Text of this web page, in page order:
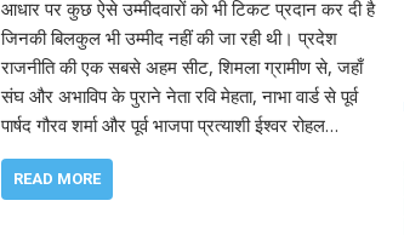
आधार पर कुछ ऐसे उम्मीदवारों को भी टिकट प्रदान कर दी है
जिनकी बिलकुल भी उम्मीद नहीं की जा रही थी। प्रदेश
राजनीति की एक सबसे अहम सीट, शिमला ग्रामीण से, जहाँ
संघ और अभाविप के पुराने नेता रवि मेहता, नाभा वार्ड से पूर्व
पार्षद गौरव शर्मा और पूर्व भाजपा प्रत्याशी ईश्वर रोहल…
READ MORE